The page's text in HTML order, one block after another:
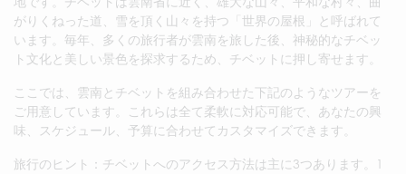
がりくねった道、雪を頂く山々を持つ「世界の屋根」と呼ばれて
います。毎年、多くの旅行者が雲南を旅した後、神秘的なチベッ
ト文化と美しい景色を探求するため、チベットに押し寄せます。
ここでは、雲南とチベットを組み合わせた下記のようなツアーを
ご用意しています。これらは全て柔軟に対応可能で、あなたの興
味、スケジュール、予算に合わせてカスタマイズできます。
旅行のヒント：チベットへのアクセス方法は主に3つあります。1